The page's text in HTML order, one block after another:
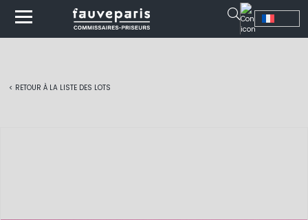
< RETOUR À LA LISTE DES LOTS